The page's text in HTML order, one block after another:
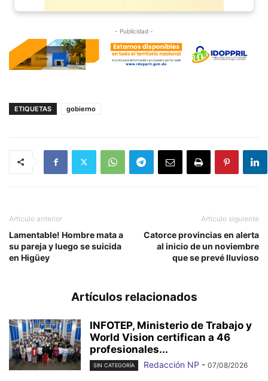
- Publicidad -
ETIQUETAS gobierno
Artículo anterior
Lamentable! Hombre mata a
su pareja y luego se suicida
en Higüey
Artículo siguiente
Catorce provincias en alerta
al inicio de un noviembre
que se prevé lluvioso
Artículos relacionados
INFOTEP, Ministerio de Trabajo y
World Vision certifican a 46
profesionales...
SIN CATEGORÍA Redacción NP - 07/08/2026